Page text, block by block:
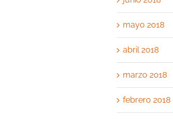
mayo 2018
abril 2018
marzo 2018
febrero 2018